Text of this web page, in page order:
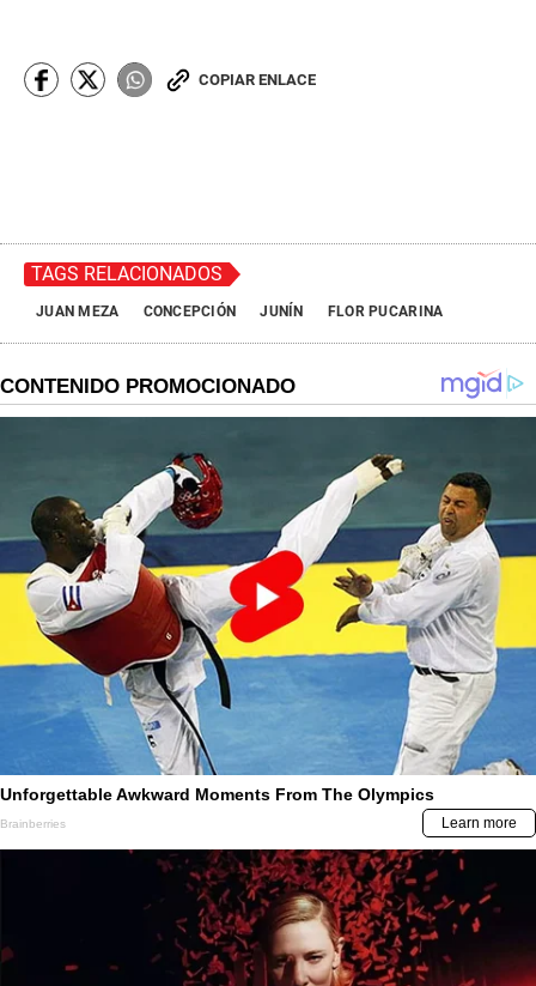
COPIAR ENLACE
TAGS RELACIONADOS
JUAN MEZA CONCEPCIÓN JUNÍN FLOR PUCARINA